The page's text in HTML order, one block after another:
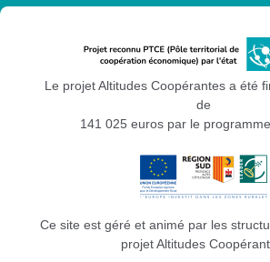
Le projet Altitudes Coopérantes a été
de
141 025 euros par le programme
Ce site est géré et animé par les
projet Altitudes